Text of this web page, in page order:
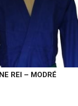
REI – MODRÉ